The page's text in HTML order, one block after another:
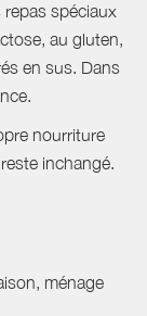
spéciaux
au gluten,
en sus. Dans
nourriture
inchangé.
ménage